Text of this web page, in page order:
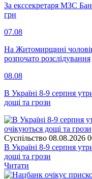
За екссекретаря МЗС
грн
07.08
На Житомирщині
розпочато розслідування
08.08
В Україні 8-9 серпня
дощі та грози
Суспiльство 08.08.2026
В Україні 8-9 серпня
дощі та грози
Читати